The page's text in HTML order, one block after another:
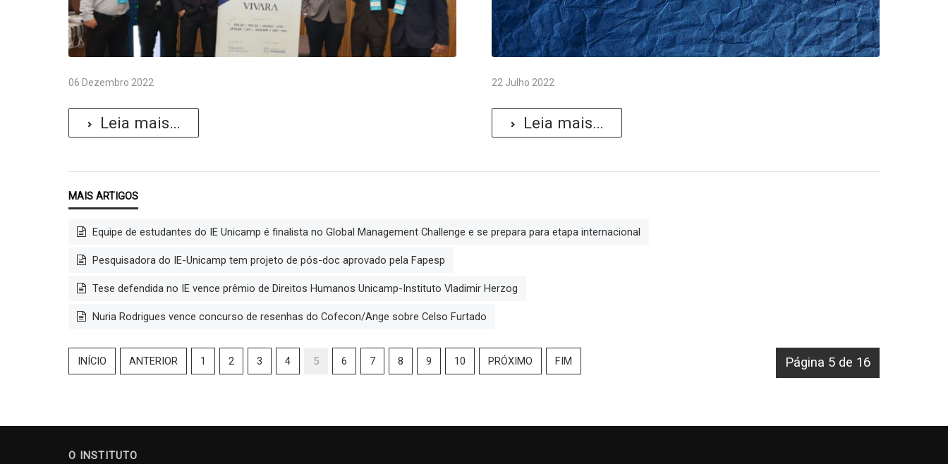
06 Dezembro 2022
Leia mais...
22 Julho 2022
Leia mais...
Equipe de estudantes do IE Unicamp é finalista no Global Management Challenge e se prepara para etapa internacional
Pesquisadora do IE-Unicamp tem projeto de pós-doc aprovado pela Fapesp
Tese defendida no IE vence prêmio de Direitos Humanos Unicamp-Instituto Vladimir Herzog
Nuria Rodrigues vence concurso de resenhas do Cofecon/Ange sobre Celso Furtado
Página 5 de 16
INÍCIO ANTERIOR 1 2 3 4 5 6 7 8 9 10 PRÓXIMO FIM
O INSTITUTO